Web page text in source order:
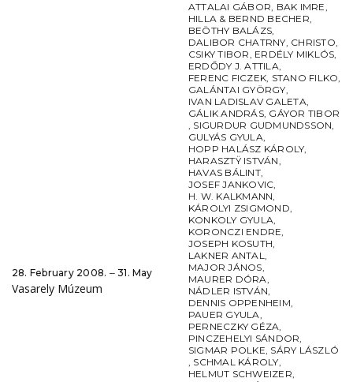
28. February 2008. ‒ 31. May
Vasarely Múzeum
ATTALAI GÁBOR, BAK IMRE,
HILLA & BERND BECHER,
BEÖTHY BALÁZS,
DALIBOR CHATRNY, CHRISTO,
CSIKY TIBOR, ERDÉLY MIKLÓS,
ERDŐDY J. ATTILA,
FERENC FICZEK, STANO FILKO,
GALÁNTAI GYÖRGY,
IVAN LADISLAV GALETA,
GÁLIK ANDRÁS, GÁYOR TIBOR
, SIGURDUR GUDMUNDSSON,
GULYÁS GYULA,
HOPP HALÁSZ KÁROLY,
HARASZTŸ ISTVÁN,
HAVAS BÁLINT,
JOSEF JANKOVIC,
H. W. KALKMANN,
KÁROLYI ZSIGMOND,
KONKOLY GYULA,
KORONCZI ENDRE,
JOSEPH KOSUTH,
LAKNER ANTAL,
MAJOR JÁNOS,
MAURER DÓRA,
NÁDLER ISTVÁN,
DENNIS OPPENHEIM,
PAUER GYULA,
PERNECZKY GÉZA,
PINCZEHELYI SÁNDOR,
SIGMAR POLKE, SÁRY LÁSZLÓ
, SCHMAL KÁROLY,
HELMUT SCHWEIZER,